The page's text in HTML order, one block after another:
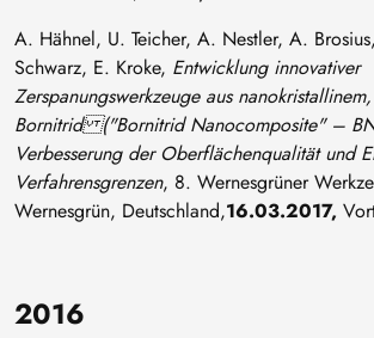
A. Hähnel, U. Teicher, A. Nestler, A.
Schwarz, E. Kroke, Entwicklung innovativer
Zerspanungswerkzeuge aus
Bornitrid ("Bornitrid Nanocomposite"
Verbesserung der Oberflächenqualität und
Verfahrensgrenzen, 8. Wernesgrüner
Wernesgrün, Deutschland,16.03.2017,
2016